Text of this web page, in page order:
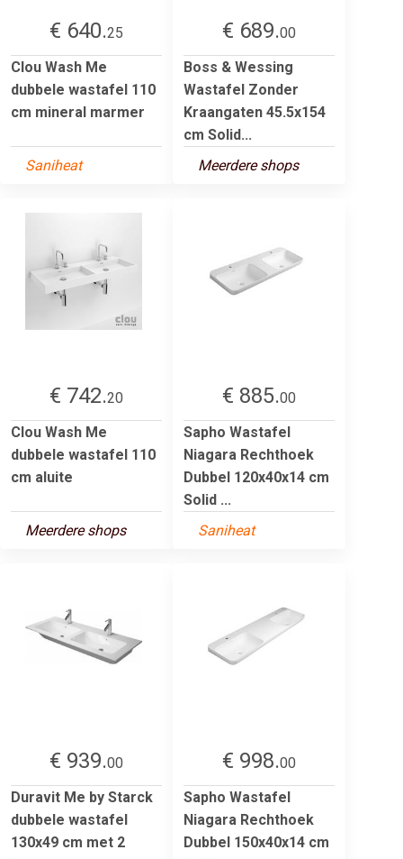
€ 640.25
Clou Wash Me
dubbele wastafel 110
cm mineral marmer
Saniheat
€ 689.00
Boss & Wessing
Wastafel Zonder
Kraangaten 45.5x154
cm Solid...
Meerdere shops
€ 742.20
Clou Wash Me
dubbele wastafel 110
cm aluite
Meerdere shops
€ 885.00
Sapho Wastafel
Niagara Rechthoek
Dubbel 120x40x14 cm
Solid ...
Saniheat
€ 939.00
Duravit Me by Starck
dubbele wastafel
130x49 cm met 2
€ 998.00
Sapho Wastafel
Niagara Rechthoek
Dubbel 150x40x14 cm